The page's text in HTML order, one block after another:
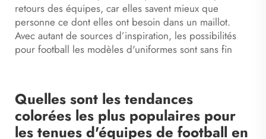
retours des équipes, car elles savent mieux que
personne ce dont elles ont besoin dans un maillot.
Avec autant de sources d’inspiration, les possibilités
pour football les modèles d'uniformes sont sans fin
Quelles sont les tendances
colorées les plus populaires pour
les tenues d'équipes de football en